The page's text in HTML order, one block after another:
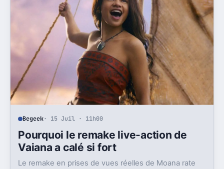
Begeek· 15 Juil · 11h00
Pourquoi le remake live-action de
Vaiana a calé si fort
Le remake en prises de vues réelles de Moana rate